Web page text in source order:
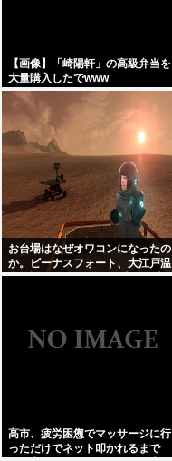
【画像】「崎陽軒」の高級弁当を
大量購入したでwww
お台場はなぜオワコンになったの
か。ビーナスフォート、大江戸温
泉物語、Zepp Tokyo、大観覧車
高市、疲労困憊でマッサージに行
っただけでネット叩かれるまで